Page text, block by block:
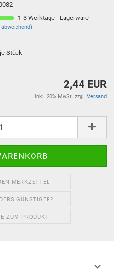
1-3 Werktage - Lagerware
Stück
2,44 EUR
inkl. 20% MwSt. zzgl. Versand
MERKZETTEL
GÜNSTIGER?
ZUM PRODUKT